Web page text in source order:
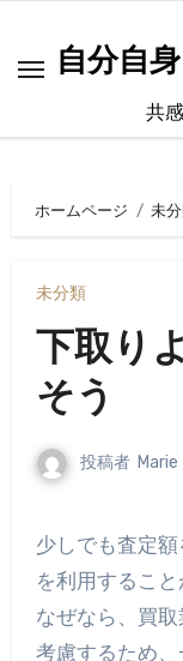
自分自
共
ホームページ 未
未分類
下取り
そう
投稿者 Marie
少しでも査定額を高くしたい場合は、中古車買取
を利用すること
なぜなら、買
考慮するため